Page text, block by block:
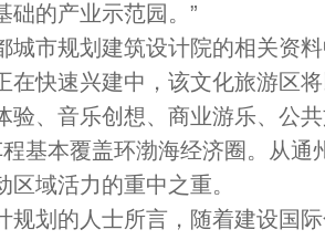
础的产业示范园。”
城市规划建筑设计院的相关资
在快速兴建中，该文化旅游区
验、音乐创想、商业游乐、公
基本覆盖环渤海经济圈。从通
域活力的重中之重。
规划的人士所言，随着建设国